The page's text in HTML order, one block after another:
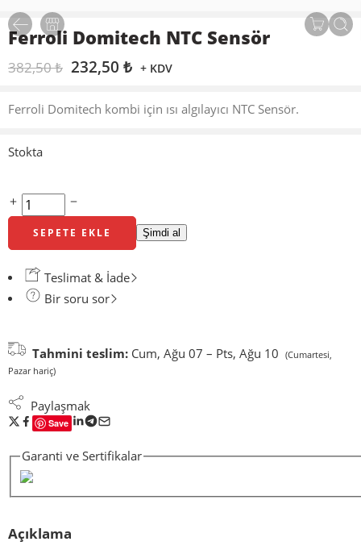
Ferroli Domitech NTC Sensör
382,50₺ 232,50 ₺ + KDV
Ferroli Domitech kombi için ısı algılayıcı NTC Sensör.
Stokta
SEPETE EKLE Şimdi al
Teslimat & İade
Bir soru sor
Tahmini teslim: Cum, Ağu 07 – Pts, Ağu 10 (Cumartesi,
Pazar hariç)
Paylaşmak
Save
Garanti ve Sertifikalar
Açıklama